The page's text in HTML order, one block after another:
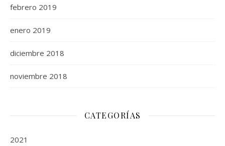
febrero 2019
enero 2019
diciembre 2018
noviembre 2018
CATEGORÍAS
2021